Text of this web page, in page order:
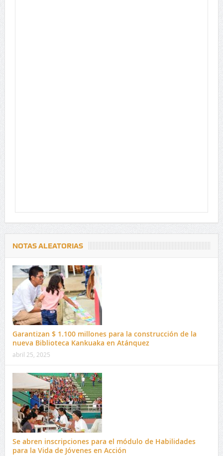
NOTAS ALEATORIAS
Garantizan $ 1.100 millones para la construcción de la
nueva Biblioteca Kankuaka en Atánquez
abril 25, 2025
Se abren inscripciones para el módulo de Habilidades
para la Vida de Jóvenes en Acción